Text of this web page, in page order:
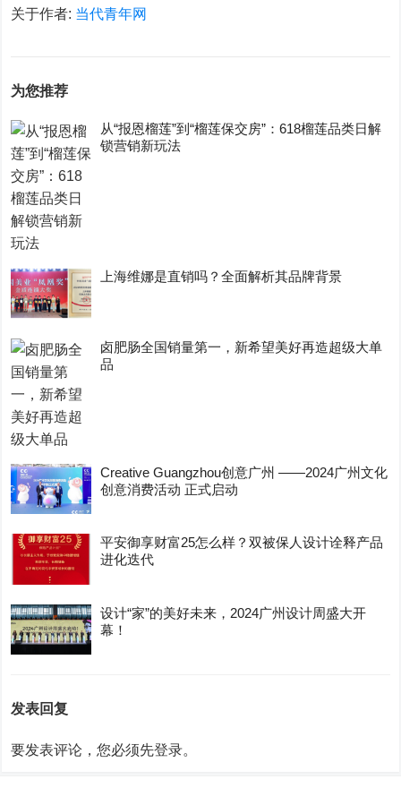
关于作者: 当代青年网
为您推荐
从“报恩榴莲”到“榴莲保交房”：618榴莲品类日解
锁营销新玩法
上海维娜是直销吗？全面解析其品牌背景
卤肥肠全国销量第一，新希望美好再造超级大单
品
Creative Guangzhou创意广州 ——2024广州文化
创意消费活动 正式启动
平安御享财富25怎么样？双被保人设计诠释产品
进化迭代
设计“家”的美好未来，2024广州设计周盛大开
幕！
发表回复
要发表评论，您必须先登录。